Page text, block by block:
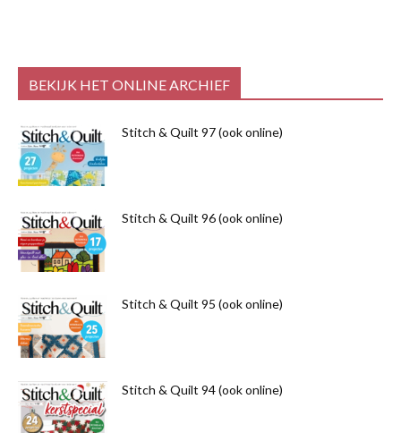
BEKIJK HET ONLINE ARCHIEF
Stitch & Quilt 97 (ook online)
Stitch & Quilt 96 (ook online)
Stitch & Quilt 95 (ook online)
Stitch & Quilt 94 (ook online)